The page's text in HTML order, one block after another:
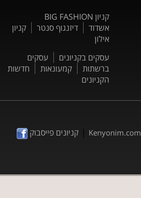
קניון BIG FASHION
אשדוד
דיזנגוף סנטר
קניון
אילון
עסקים בקניונים
עסקים
ברשתות
קמעונאות
חדשות
הקניונים
Kenyonim.com
|קניונים פייסבוק